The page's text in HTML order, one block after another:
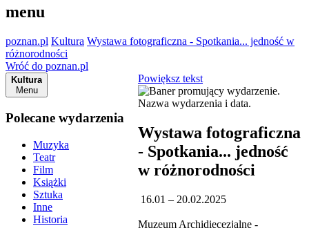
menu
poznan.pl Kultura Wystawa fotograficzna - Spotkania... jedność w
różnorodności
Wróć do poznan.pl
Kultura
Menu
Polecane wydarzenia
Muzyka
Teatr
Film
Książki
Sztuka
Inne
Historia
Powiększ tekst
Wystawa fotograficzna
- Spotkania... jedność
w różnorodności
16.01 – 20.02.2025
Muzeum Archidiecezjalne -